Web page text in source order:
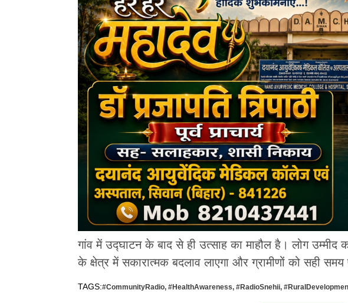
गांव में उद्घाटन के बाद से ही उत्साह का माहौल है। लोग
के क्षेत्र में सकारात्मक बदलाव लाएगा और ग्रामीणों को सही समय
TAGS:#CommunityRadio, #HealthAwareness, #RadioSnehii,